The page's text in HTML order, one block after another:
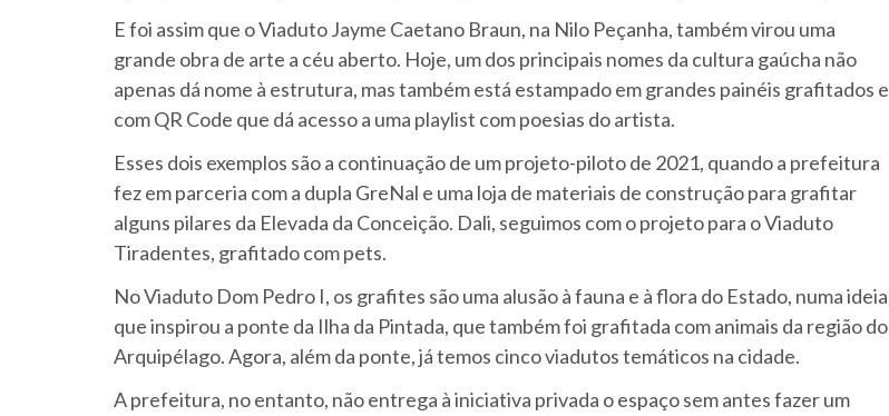
E foi assim que o Viaduto Jayme Caetano Braun, na Nilo Peçanha, também virou uma
grande obra de arte a céu aberto. Hoje, um dos principais nomes da cultura gaúcha não
apenas dá nome à estrutura, mas também está estampado em grandes painéis grafitados e
com QR Code que dá acesso a uma playlist com poesias do artista.
Esses dois exemplos são a continuação de um projeto-piloto de 2021, quando a prefeitura
fez em parceria com a dupla GreNal e uma loja de materiais de construção para grafitar
alguns pilares da Elevada da Conceição. Dali, seguimos com o projeto para o Viaduto
Tiradentes, grafitado com pets.
No Viaduto Dom Pedro I, os grafites são uma alusão à fauna e à flora do Estado, numa ideia
que inspirou a ponte da Ilha da Pintada, que também foi grafitada com animais da região do
Arquipélago. Agora, além da ponte, já temos cinco viadutos temáticos na cidade.
A prefeitura, no entanto, não entrega à iniciativa privada o espaço sem antes fazer um